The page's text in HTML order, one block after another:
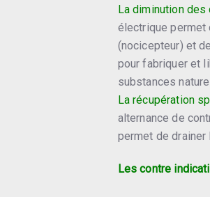
La diminution
électrique permet
(nocicepteur) et
pour fabriquer et
substances
La récupération
alternance de
permet de
Les contre